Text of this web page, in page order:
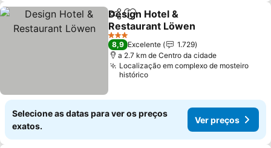
PartilharAdicionar aos favoritos
Design Hotel &
Restaurant Löwen
3 Estrelas
8,9 Excelente
1.729
a 2.7 km de Centro da cidade
Localização em complexo de mosteiro
histórico
Selecione as datas para ver os preços
exatos.
Ver preços